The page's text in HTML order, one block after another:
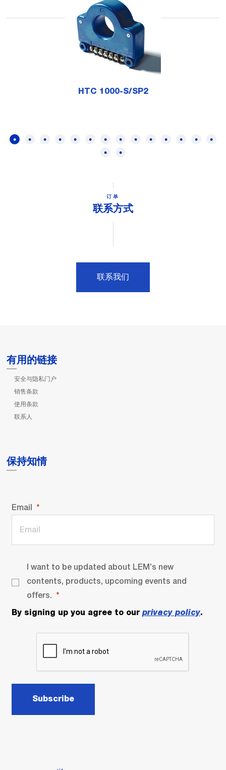
HTC 1000-S/SP2
订单
联系方式
联系我们
有用的链接
安全与隐私门户
销售条款
使用条款
联系人
保持知情
Email
I want to be updated about LEM’s new
contents, products, upcoming events and
offers.
By signing up you agree to our privacy policy.
Subscribe